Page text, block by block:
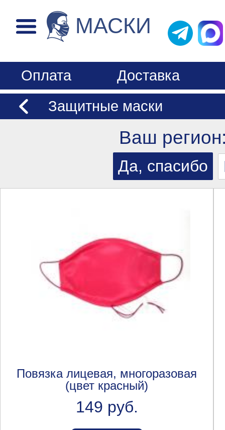
МАСКИ
Оплата
Доставка
Защитные маски
Ваш
Повязка лицевая, многоразовая
(цвет красный)
149 руб.